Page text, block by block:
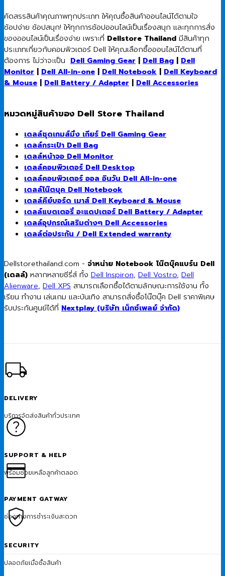
คัดสรรสินค้าคุณภาพทุกประเภท ให้คุณซื้อสินค้าออนไลน์ได้ตามใจ
ช้อปง่าย ช้อปสนุก! ให้ทุกการช้อปออนไลน์เป็นเรื่องสนุก และทุกการสั่ง
ของออนไลน์เป็นเรื่องง่าย เพราะที่ Dellstore Thailand มีสินค้าทุก
ประเภทเกี่ยวกับคอมพิวเตอร์ Dell ให้คุณเลือกซื้อออนไลน์ได้ตามที่
ต้องการ ไม่ว่าจะเป็น Dell Gaming Gear | Dell Bag | Dell
Monitor | Dell All-in-one | Dell Notebook | Dell Keyboard
& Mouse | Dell Battery / Adapter | Dell Accessories
หมวดหมู่สินค้าของ Dell Store Thailand
เดลล์ชุดเกมส์มิ่ง เกียร์ Dell Gaming Gear
เดลล์กระเป๋า Dell Bag
เดลล์หน้าจอ Dell Monitor
เดลล์คอมพิวเตอร์ Dell Desktop
เดลล์คอมพิวเตอร์ ออล อินวัน Dell All-in-one
เดลล์โน๊ตบุค Dell Notebook
เดลล์คีย์บอร์ด เมาส์ Dell Keyboard & Mouse
เดลล์แบตเตอรี่ อะแดปเตอร์ Dell Battery / Adapter
เดลล์อุปกรณ์เสริมต่างๆ Dell Accessories
เดลล์ต่อประกัน / Dell Extended warranty
Dellstorethailand.com - จำหน่าย Notebook โน๊ตบุ๊คแบร์น Dell
(เดลล์) หลากหลายซีรี่ส์ ทั้ง Dell Inspiron, Dell Vostro, Dell
Alienware, Dell XPS สามารถเลือกซื้อได้ตามลักษณะการใช้งาน ทั้ง
เรียน ทำงาน เล่นเกม และบันเทิง สามารถสั่งซื้อโน๊ตบุ๊ค Dell ราคาพิเศษ
รับประกันศูนย์ได้ที่ Nextplay (บริษัท เน็กซ์เพลย์ จำกัด)
DELIVERY
บริการจัดส่งสินค้าทั่วประเทศ
SUPPORT & HELP
พร้อมช่วยเหลือลูกค้าตลอด
PAYMENT GATWAY
ช่องทางการชำระเงินสะดวก
SECURITY
ปลอดภัยเมื่อซื้อสินค้า